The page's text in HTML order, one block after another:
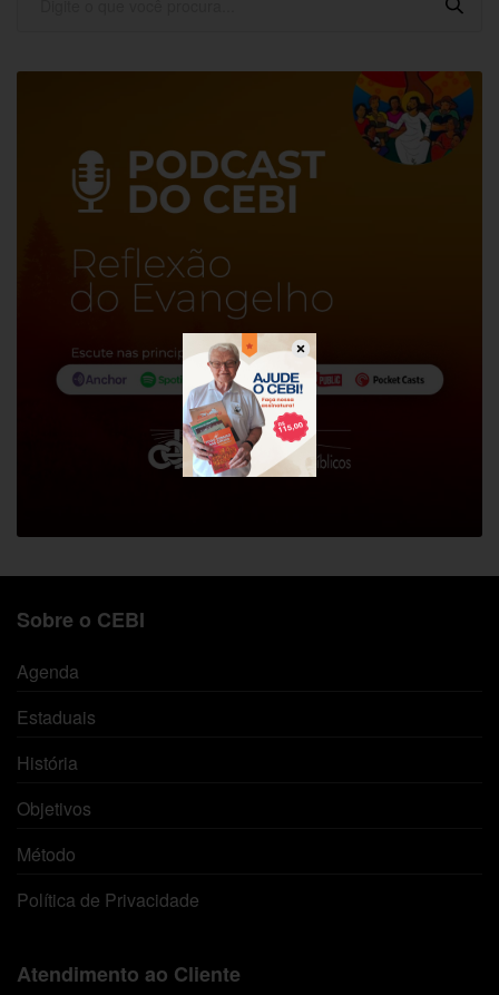
Sobre o CEBI
Agenda
Estaduais
História
Objetivos
Método
Política de Privacidade
Atendimento ao Cliente